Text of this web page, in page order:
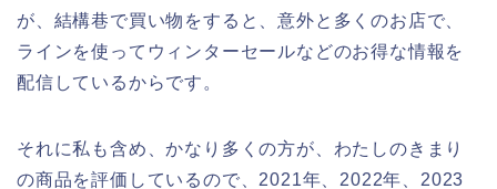
が、結構巷で買い物をすると、意外と多くのお店で、
ラインを使ってウィンターセールなどのお得な情報を
配信しているからです。
それに私も含め、かなり多くの方が、わたしのきまり
の商品を評価しているので、2021年、2022年、2023